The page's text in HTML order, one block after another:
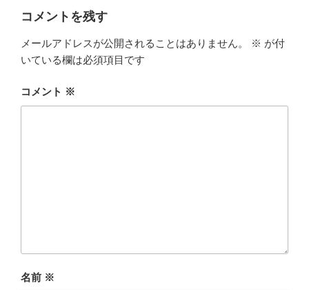
コメントを残す
メールアドレスが公開されることはありません。 ※ が付
いている欄は必須項目です
コメント ※
名前 ※